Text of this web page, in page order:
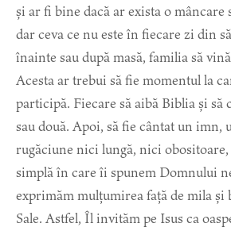
și ar fi bine dacă ar exista o mâncare
dar ceva ce nu este în fiecare zi din
înainte sau după masă, familia să
Acesta ar trebui să fie momentul la
participă. Fiecare să aibă Biblia și să
sau două. Apoi, să fie cântat un imn,
rugăciune nici lungă, nici
simplă în care îi spunem Domnului
exprimăm mulțumirea față de mila și
Sale. Astfel, Îl invităm pe Isus ca